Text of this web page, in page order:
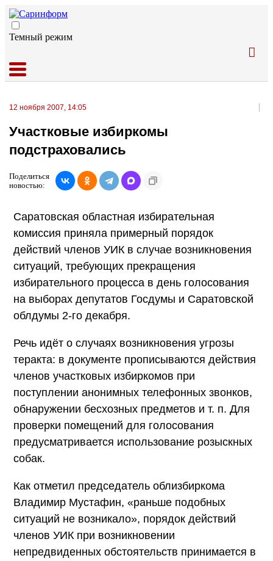
Темный режим
12 ноября 2007, 14:05
Участковые избиркомы
подстраховались
Поделиться
новостью:
Саратовская областная избирательная
комиссия приняла примерный порядок
действий членов УИК в случае возникновения
ситуаций, требующих прекращения
избирательного процесса в день голосования
на выборах депутатов Госдумы и Саратовской
облдумы 2-го декабря.
Речь идёт о случаях возникновения угрозы
теракта: в документе прописываются действия
членов участковых избиркомов при
поступлении анонимных телефонных звонков,
обнаружении бесхозных предметов и т. п. Для
проверки помещений для голосования
предусматривается использование розыскных
собак.
Как отметил председатель облизбиркома
Владимир Мустафин, «раньше подобных
ситуаций не возникало», порядок действий
членов УИК при возникновении
непредвиденных обстоятельств принимается в